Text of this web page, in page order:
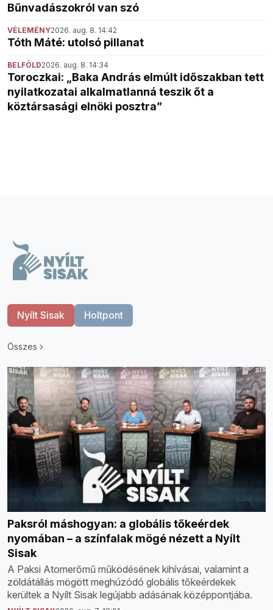
Bűnvadászokról van szó
VÉLEMÉNY2026. aug. 8. 14:42
Tóth Máté: utolsó pillanat
BELFÖLD2026. aug. 8. 14:34
Toroczkai: „Baka András elmúlt időszakban tett
nyilatkozatai alkalmatlanná teszik őt a
köztársasági elnöki posztra”
Nyílt Sisak Holtpont
Összes
Paksról máshogyan: a globális tőkeérdek
nyomában – a színfalak mögé nézett a Nyílt
Sisak
A Paksi Atomerőmű működésének kihívásai, valamint a
zöldátállás mögött meghúzódó globális tőkeérdekek
kerültek a Nyílt Sisak legújabb adásának középpontjába.